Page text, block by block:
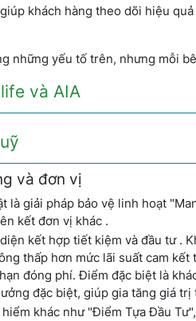
khách hàng theo dõi hiệu
những yếu tố trên, nhưng mỗi
và AIA
và đơn vị
là giải pháp bảo vệ linh hoạt
kết đơn vị khác .
kết hợp tiết kiệm và đầu tư .
thấp hơn mức lãi suất cam kết
đóng phí. Điểm đặc biệt là
đặc biệt, giúp gia tăng giá trị
khác như "Điểm Tựa Đầu